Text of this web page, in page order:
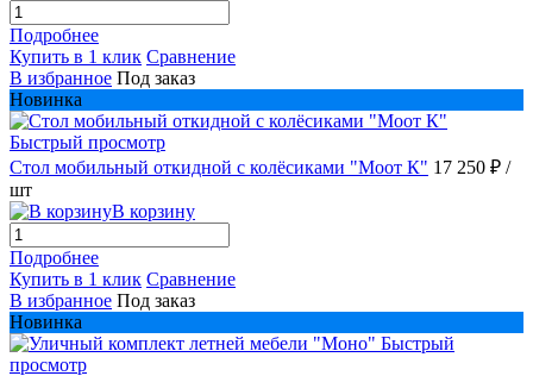
Подробнее
Купить в 1 клик Сравнение
В избранное Под заказ
Новинка
Быстрый просмотр
Стол мобильный откидной с колёсиками "Моот К" 17 250 ₽ /
шт
В корзину
Подробнее
Купить в 1 клик Сравнение
В избранное Под заказ
Новинка
Быстрый
просмотр